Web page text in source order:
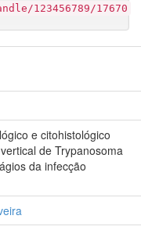
123456789/17670
e citohistológico
de Trypanosoma
da infecção